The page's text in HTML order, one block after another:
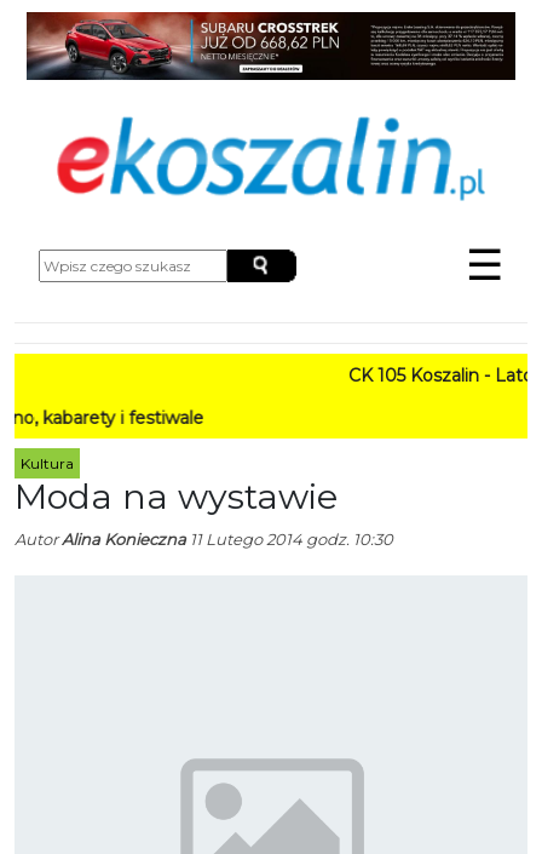
☰
CK 105 Koszalin - Lato w
i festiwale
Kultura
Moda na wystawie
AutorAlina Konieczna11 Lutego 2014 godz. 10:30